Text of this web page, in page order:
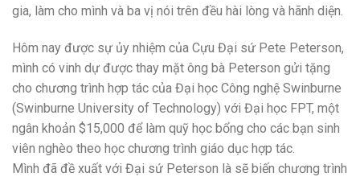
gia, làm cho mình và ba vị nói trên đều hài lòng và hãnh diện.
Hôm nay được sự ủy nhiệm của Cựu Đại sứ Pete Peterson,
mình có vinh dự được thay mặt ông bà Peterson gửi tặng
cho chương trình hợp tác của Đại học Công nghệ Swinburne
(Swinburne University of Technology) với Đại học FPT, một
ngân khoản $15,000 để làm quỹ học bổng cho các bạn sinh
viên nghèo theo học chương trình giáo dục hợp tác.
Mình đã đề xuất với Đại sứ Peterson là sẽ biến chương trình